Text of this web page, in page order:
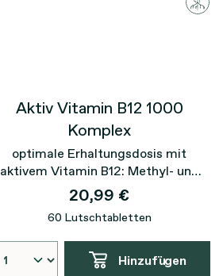
Aktiv Vitamin B12 1000
Komplex
optimale Erhaltungsdosis mit
aktivem Vitamin B12: Methyl- und
Adenosylcobalamin.
20,99 €
60 Lutschtabletten
Hinzufügen